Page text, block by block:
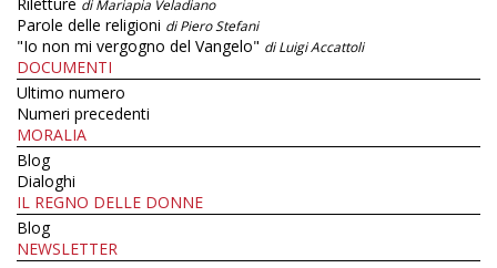
di Mariapia Veladiano
Parole delle religioni di Piero Stefani
"Io non mi vergogno del Vangelo" di Luigi Accattoli
DOCUMENTI
Ultimo numero
Numeri precedenti
MORALIA
Blog
Dialoghi
IL REGNO DELLE DONNE
Blog
NEWSLETTER